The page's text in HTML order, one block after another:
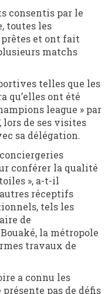
consentis par le
toutes les
et ont fait
matchs
telles que les
qu’elles ont été
league » par
lors de ses visites
sa délégation.
conférer la qualité
», a-t-il
réceptifs
tels les
de
la métropole
travaux de
a connu les
pas de défis